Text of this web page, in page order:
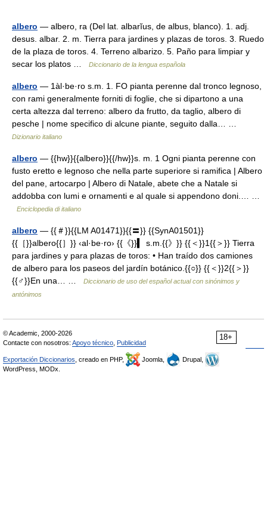
albero — albero, ra (Del lat. albarĭus, de albus, blanco). 1. adj.
desus. albar. 2. m. Tierra para jardines y plazas de toros. 3. Ruedo
de la plaza de toros. 4. Terreno albarizo. 5. Paño para limpiar y
secar los platos …
Diccionario de la lengua española
albero — 1àl·be·ro s.m. 1. FO pianta perenne dal tronco legnoso,
con rami generalmente forniti di foglie, che si dipartono a una
certa altezza dal terreno: albero da frutto, da taglio, albero di
pesche | nome specifico di alcune piante, seguito dalla… …
Dizionario italiano
albero — {{hw}}{{albero}}{{/hw}}s. m. 1 Ogni pianta perenne con
fusto eretto e legnoso che nella parte superiore si ramifica | Albero
del pane, artocarpo | Albero di Natale, abete che a Natale si
addobba con lumi e ornamenti e al quale si appendono doni.… …
Enciclopedia di italiano
albero — {{＃}}{{LM A01471}}{{〓}} {{SynA01501}}
{{［}}albero{{］}} ‹al·be·ro› {{《}}▍ s.m.{{》}} {{＜}}1{{＞}} Tierra
para jardines y para plazas de toros: • Han traído dos camiones
de albero para los paseos del jardín botánico.{{○}} {{＜}}2{{＞}}
{{♂}}En una… …
Diccionario de uso del español actual con sinónimos y
antónimos
18+
© Academic, 2000-2026
Contacte con nosotros: Apoyo técnico Publicidad
Exportación Diccionarios , creado en PHP, Joomla,
Drupal,
WordPress, MODx.